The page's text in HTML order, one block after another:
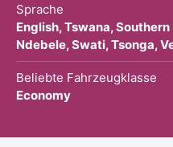
Sprache
English, Tswana,
Ndebele, Swati, Tsonga,
Beliebte Fahrzeugklasse
Economy